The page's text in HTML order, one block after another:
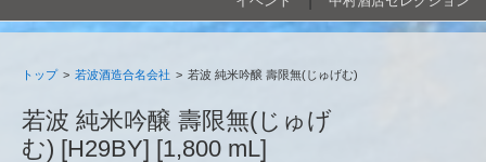
トップ > 若波酒造合名会社 > 若波 純米吟醸 壽限無(じゅげむ)
若波 純米吟醸 壽限無(じゅげ
む) [H29BY] [1,800 mL]